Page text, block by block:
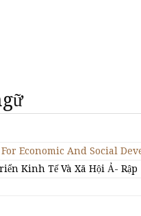
Economic And Social
Kinh Tế Và Xã Hội Ả- Rập